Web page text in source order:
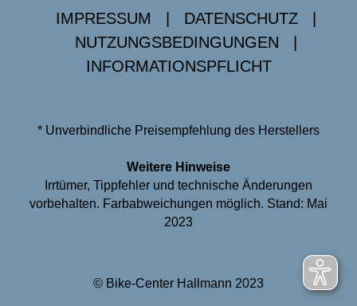
IMPRESSUM DATENSCHUTZ
NUTZUNGSBEDINGUNGEN
INFORMATIONSPFLICHT
* Unverbindliche Preisempfehlung des Herstellers
Weitere Hinweise
Irrtümer, Tippfehler und technische Änderungen
vorbehalten. Farbabweichungen möglich. Stand: Mai
2023
© Bike-Center Hallmann 2023